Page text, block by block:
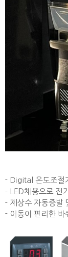
- Digital 온도조절
- LED채용으로 전
- 제상수 자동증발
- 이동이 편리한 바